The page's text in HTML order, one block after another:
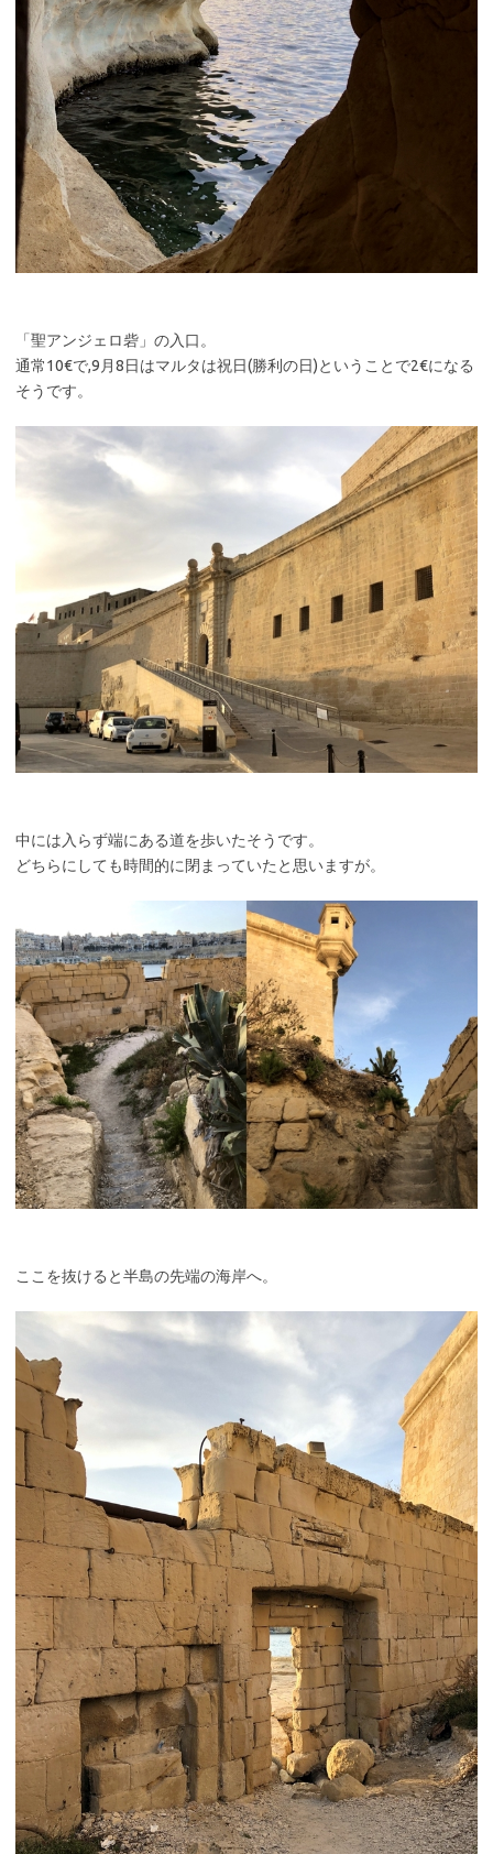
「聖アンジェロ砦」の入口。
通常10€で,9月8日はマルタは祝日(勝利の日)ということで2€になる
そうです。
中には入らず端にある道を歩いたそうです。
どちらにしても時間的に閉まっていたと思いますが。
ここを抜けると半島の先端の海岸へ。